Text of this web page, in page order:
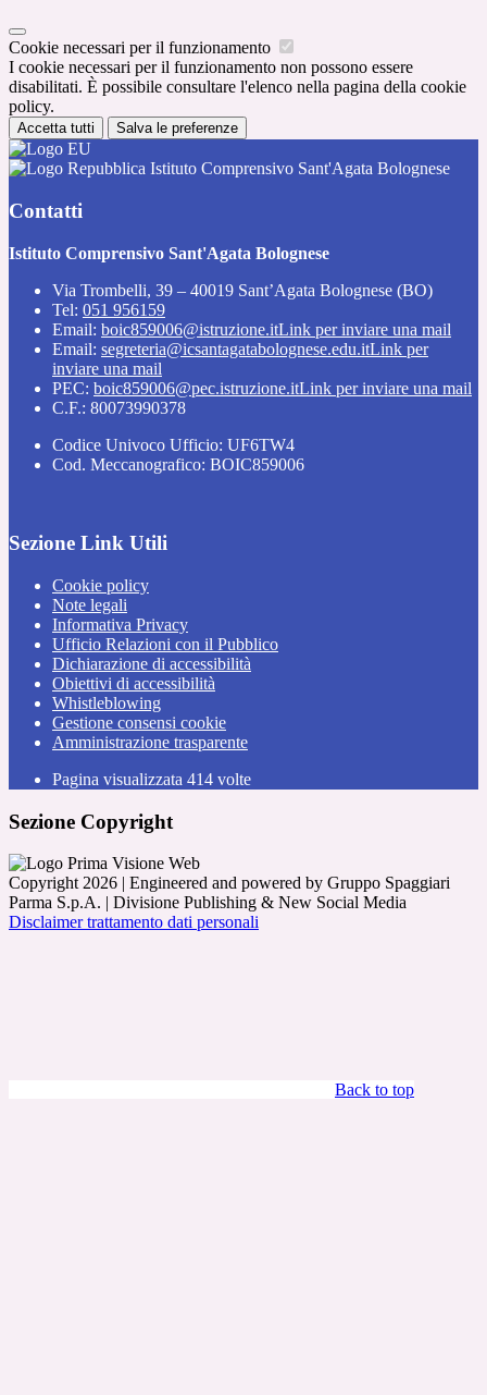
Cookie necessari per il funzionamento
I cookie necessari per il funzionamento non possono essere
disabilitati. È possibile consultare l'elenco nella pagina della cookie
policy.
Accetta tutti Salva le preferenze
Istituto Comprensivo Sant'Agata Bolognese
Contatti
Istituto Comprensivo Sant'Agata Bolognese
Via Trombelli, 39 – 40019 Sant’Agata Bolognese (BO)
Tel: 051 956159
Email: boic859006@istruzione.itLink per inviare una mail
Email: segreteria@icsantagatabolognese.edu.itLink per
inviare una mail
PEC: boic859006@pec.istruzione.itLink per inviare una mail
C.F.: 80073990378
Codice Univoco Ufficio: UF6TW4
Cod. Meccanografico: BOIC859006
Sezione Link Utili
Cookie policy
Note legali
Informativa Privacy
Ufficio Relazioni con il Pubblico
Dichiarazione di accessibilità
Obiettivi di accessibilità
Whistleblowing
Gestione consensi cookie
Amministrazione trasparente
Pagina visualizzata 414 volte
Sezione Copyright
Copyright 2026 | Engineered and powered by Gruppo Spaggiari
Parma S.p.A. | Divisione Publishing & New Social Media
Disclaimer trattamento dati personali
Back to top